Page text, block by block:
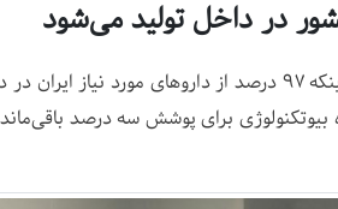
معاون علمی و فناوری رئیس جمهور با بیان اینکه ۹۷ درصد از
برای پوشش سه درصد